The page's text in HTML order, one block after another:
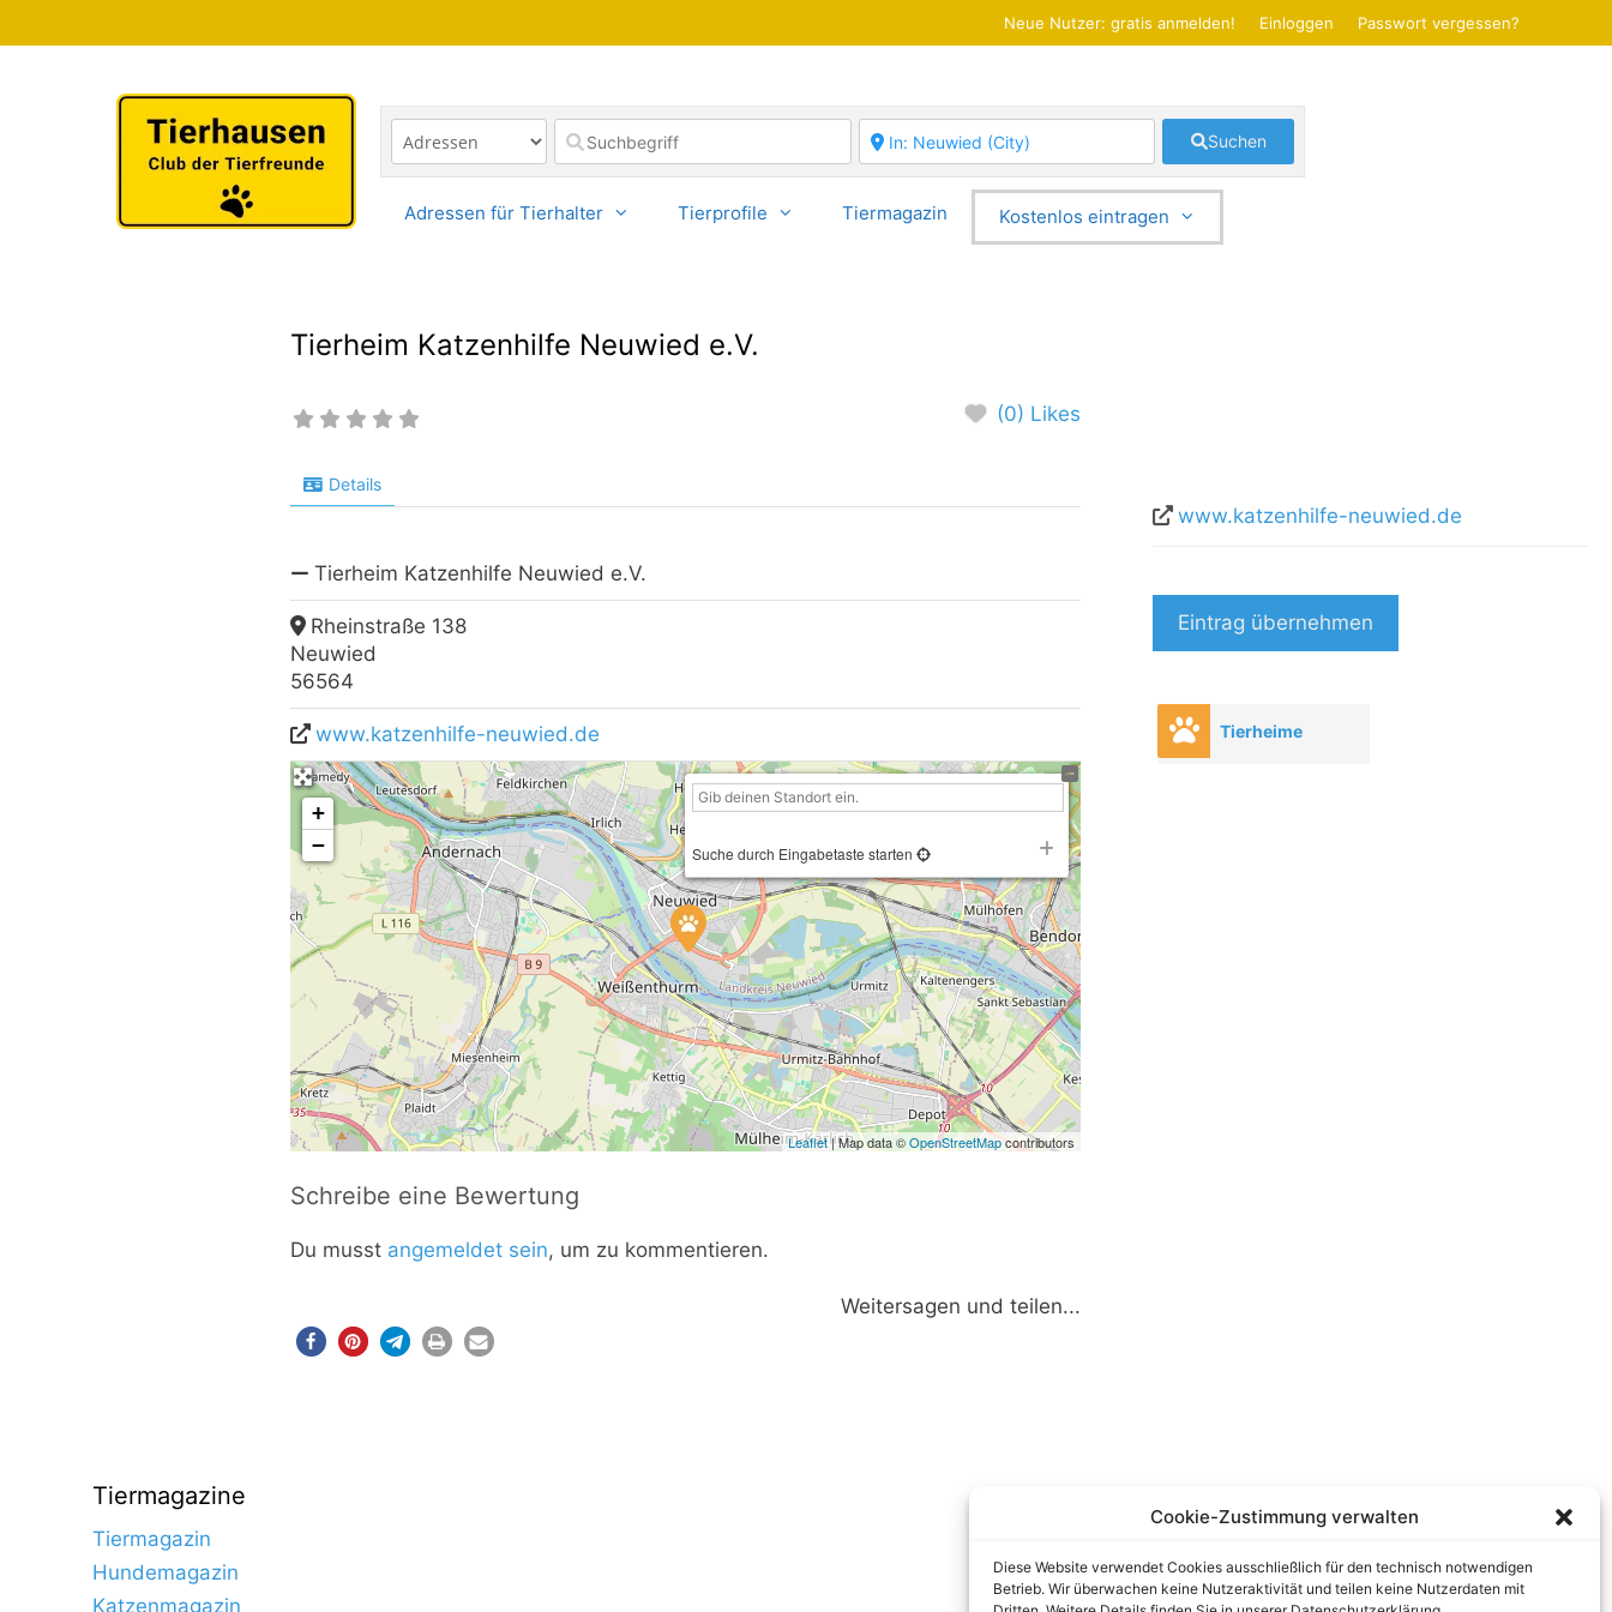
Cookie-Zustimmung verwalten
Diese Website verwendet Cookies ausschließlich für den technisch notwendigen
Betrieb. Wir überwachen keine Nutzeraktivität und teilen keine Nutzerdaten mit
Inhalt
Neue Nutzer: gratis anmelden! Einloggen Passwort vergessen?
Suchen
Adressen für Tierhalter Tierprofile Tiermagazin Kostenlos eintragen
Tierheim Katzenhilfe Neuwied e.V.
(0) Likes
Details
Tierheim Katzenhilfe Neuwied e.V.
Rheinstraße 138
Neuwied
56564
www.katzenhilfe-neuwied.de
+
−
Suche durch Eingabetaste starten
Leaflet| Map data ©OpenStreetMapcontributors
Schreibe eine Bewertung
Du musst angemeldet sein, um zu kommentieren.
Weitersagen und teilen...
www.katzenhilfe-neuwied.de
Eintrag übernehmen
Tierheime
Tiermagazine
Tiermagazin
Hundemagazin
Katzenmagazin